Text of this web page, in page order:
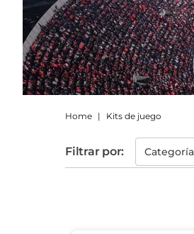
Kits de juego
Filtrar por: Categoría